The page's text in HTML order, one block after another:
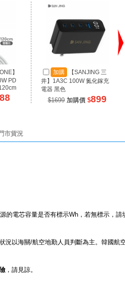
】
PD
88
加購
【SANJING 三
井】1A3C 100W 氮化鎵充
電器 黑色
$1699 加購價 $899
市貨況
的電芯容量是否有標示Wh，若無標示，
況以海關/航空地勤人員判斷為主。韓國航
，請見諒。